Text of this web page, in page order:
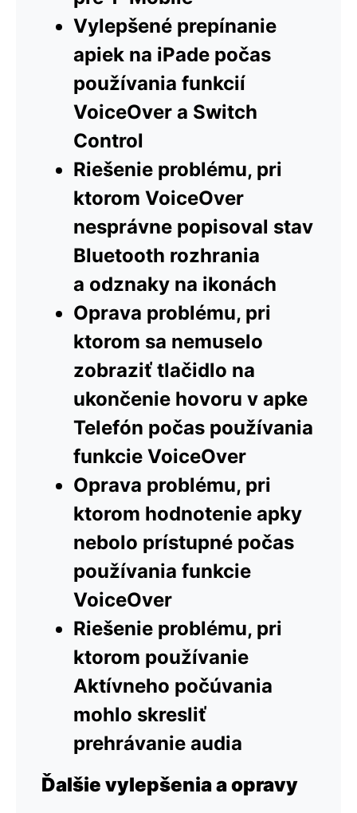
Vylepšené prepínanie
apiek na iPade počas
používania funkcií
VoiceOver a Switch
Control
Riešenie problému, pri
ktorom VoiceOver
nesprávne popisoval stav
Bluetooth rozhrania
a odznaky na ikonách
Oprava problému, pri
ktorom sa nemuselo
zobraziť tlačidlo na
ukončenie hovoru v apke
Telefón počas používania
funkcie VoiceOver
Oprava problému, pri
ktorom hodnotenie apky
nebolo prístupné počas
používania funkcie
VoiceOver
Riešenie problému, pri
ktorom používanie
Aktívneho počúvania
mohlo skresliť
prehrávanie audia
Ďalšie vylepšenia a opravy